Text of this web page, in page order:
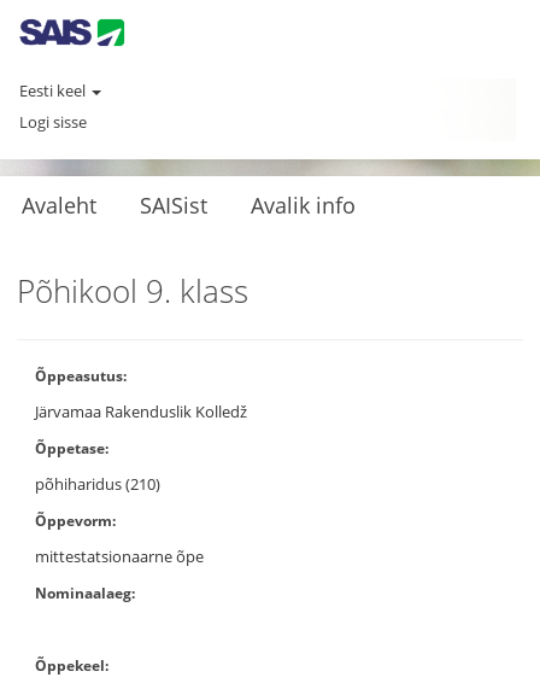
Eesti keel
Logi sisse
Avaleht SAISist Avalik info
Põhikool 9. klass
Õppeasutus:
Järvamaa Rakenduslik Kolledž
Õppetase:
põhiharidus (210)
Õppevorm:
mittestatsionaarne õpe
Nominaalaeg:
Õppekeel: